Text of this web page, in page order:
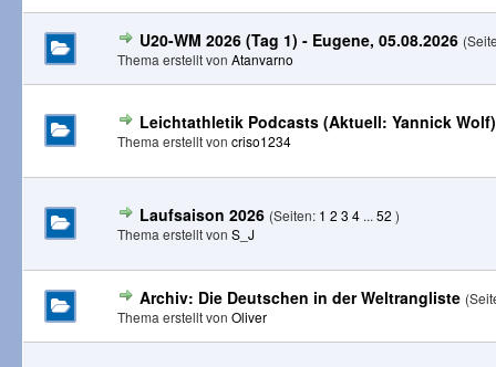
U20-WM 2026 (Tag 1) - Eugene, 05.08.2026
Thema erstellt von Atanvarno
Leichtathletik Podcasts (Aktuell: Yannick Wolf)
Thema erstellt von criso1234
Laufsaison 2026 (Seiten: 1 2 3 4 ... 52 )
Thema erstellt von S_J
Archiv: Die Deutschen in der Weltrangliste
Thema erstellt von Oliver